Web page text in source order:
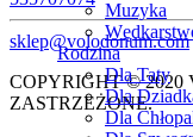
Muzyka
Rodzina
Dla Taty
Dla
Dla
sklep@volodonum.com
COPYRIGHT © 2020
ZASTRZEŻONE.